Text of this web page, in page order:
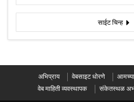
साईट चिन्ह
अभिप्राय वेबसाइट धोरणे
वेब माहिती व्यवस्थापक
संकेतस्थळ